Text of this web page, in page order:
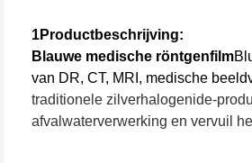
1Productbeschrijving:
Blauwe medische röntgenfilm
van DR, CT, MRI, medische
traditionele zilverhalogenide-
afvalwaterverwerking en vervuil